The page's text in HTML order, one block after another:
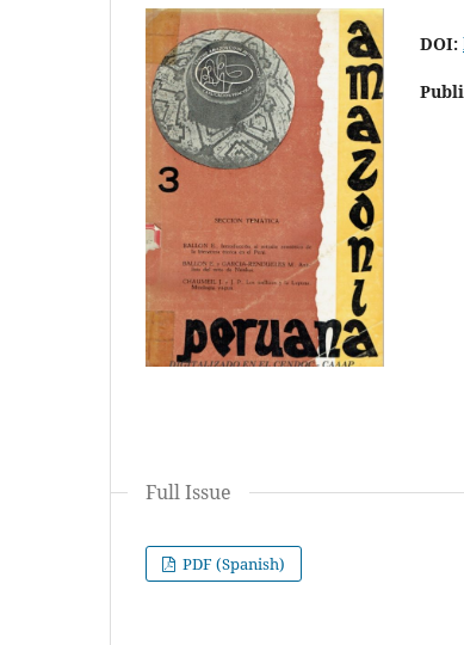
DOI:
Full Issue
PDF (Spanish)